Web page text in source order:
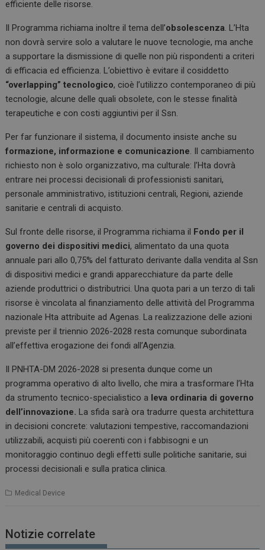
efficiente delle risorse.
Il Programma richiama inoltre il tema dell’obsolescenza. L’Hta
non dovrà servire solo a valutare le nuove tecnologie, ma anche
a supportare la dismissione di quelle non più rispondenti a criteri
di efficacia ed efficienza. L’obiettivo è evitare il cosiddetto
“overlapping” tecnologico, cioè l’utilizzo contemporaneo di più
tecnologie, alcune delle quali obsolete, con le stesse finalità
terapeutiche e con costi aggiuntivi per il Ssn.
Per far funzionare il sistema, il documento insiste anche su
formazione, informazione e comunicazione. Il cambiamento
richiesto non è solo organizzativo, ma culturale: l’Hta dovrà
entrare nei processi decisionali di professionisti sanitari,
personale amministrativo, istituzioni centrali, Regioni, aziende
sanitarie e centrali di acquisto.
Sul fronte delle risorse, il Programma richiama il Fondo per il
governo dei dispositivi medici, alimentato da una quota
annuale pari allo 0,75% del fatturato derivante dalla vendita al Ssn
di dispositivi medici e grandi apparecchiature da parte delle
aziende produttrici o distributrici. Una quota pari a un terzo di tali
risorse è vincolata al finanziamento delle attività del Programma
nazionale Hta attribuite ad Agenas. La realizzazione delle azioni
previste per il triennio 2026-2028 resta comunque subordinata
all’effettiva erogazione dei fondi all’Agenzia.
Il PNHTA-DM 2026-2028 si presenta dunque come un
programma operativo di alto livello, che mira a trasformare l’Hta
da strumento tecnico-specialistico a leva ordinaria di governo
dell’innovazione. La sfida sarà ora tradurre questa architettura
in decisioni concrete: valutazioni tempestive, raccomandazioni
utilizzabili, acquisti più coerenti con i fabbisogni e un
monitoraggio continuo degli effetti sulle politiche sanitarie, sui
processi decisionali e sulla pratica clinica.
Medical Device
Notizie correlate